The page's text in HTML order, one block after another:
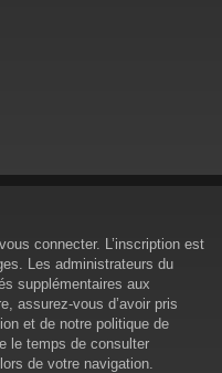
connecter. L’inscription est
Les administrateurs du
supplémentaires aux
assurez-vous d’avoir pris
et de notre politique de
le temps de consulter
de votre navigation.